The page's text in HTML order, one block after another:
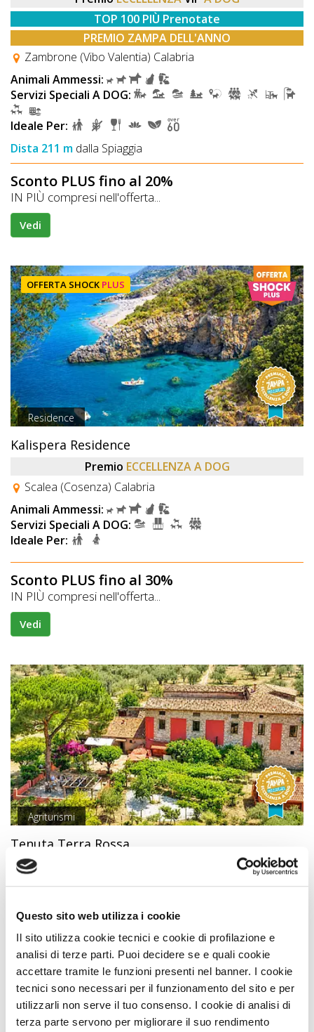
Questo sito web utilizza i cookie
Il sito utilizza cookie tecnici e cookie di profilazione e
analisi di terze parti. Puoi decidere se e quali cookie
accettare tramite le funzioni presenti nel banner. I cookie
tecnici sono necessari per il funzionamento del sito e per
utilizzarli non serve il tuo consenso. I cookie di analisi di
terza parte servono per migliorare il suo rendimento
TOP 100 PIÙ Prenotate
PREMIO ZAMPA DELL'ANNO
Zambrone (Vibo Valentia) Calabria
Animali Ammessi:
Servizi Speciali A DOG:
Ideale Per:
Dista 211 m dalla Spiaggia
Sconto PLUS fino al 20%
IN PIÙ compresi nell'offerta...
Vedi
OFFERTA SHOCK PLUS
Residence
Kalispera Residence
Premio ECCELLENZA A DOG
Scalea (Cosenza) Calabria
Animali Ammessi:
Servizi Speciali A DOG:
Ideale Per:
Sconto PLUS fino al 30%
IN PIÙ compresi nell'offerta...
Vedi
Agriturismi
Tenuta Terra Rossa
Rossano (Cosenza) Calabria
Animali Ammessi:
Servizi Speciali A DOG:
Vedi